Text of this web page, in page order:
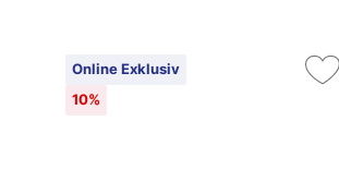
Online Exklusiv
10%